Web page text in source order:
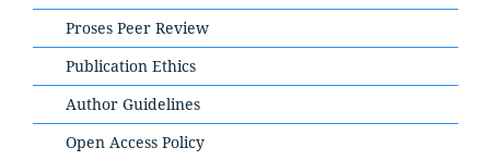
Proses Peer Review
Publication Ethics
Author Guidelines
Open Access Policy